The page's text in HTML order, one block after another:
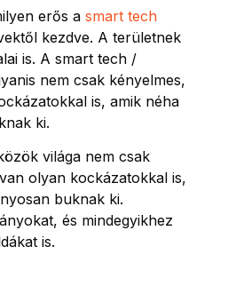
erős a smart tech
kezdve. A területnek
is. A smart tech /
nem csak kényelmes,
is, amik néha
ki.
világa nem csak
olyan kockázatokkal is,
buknak ki.
és mindegyikhez
is.